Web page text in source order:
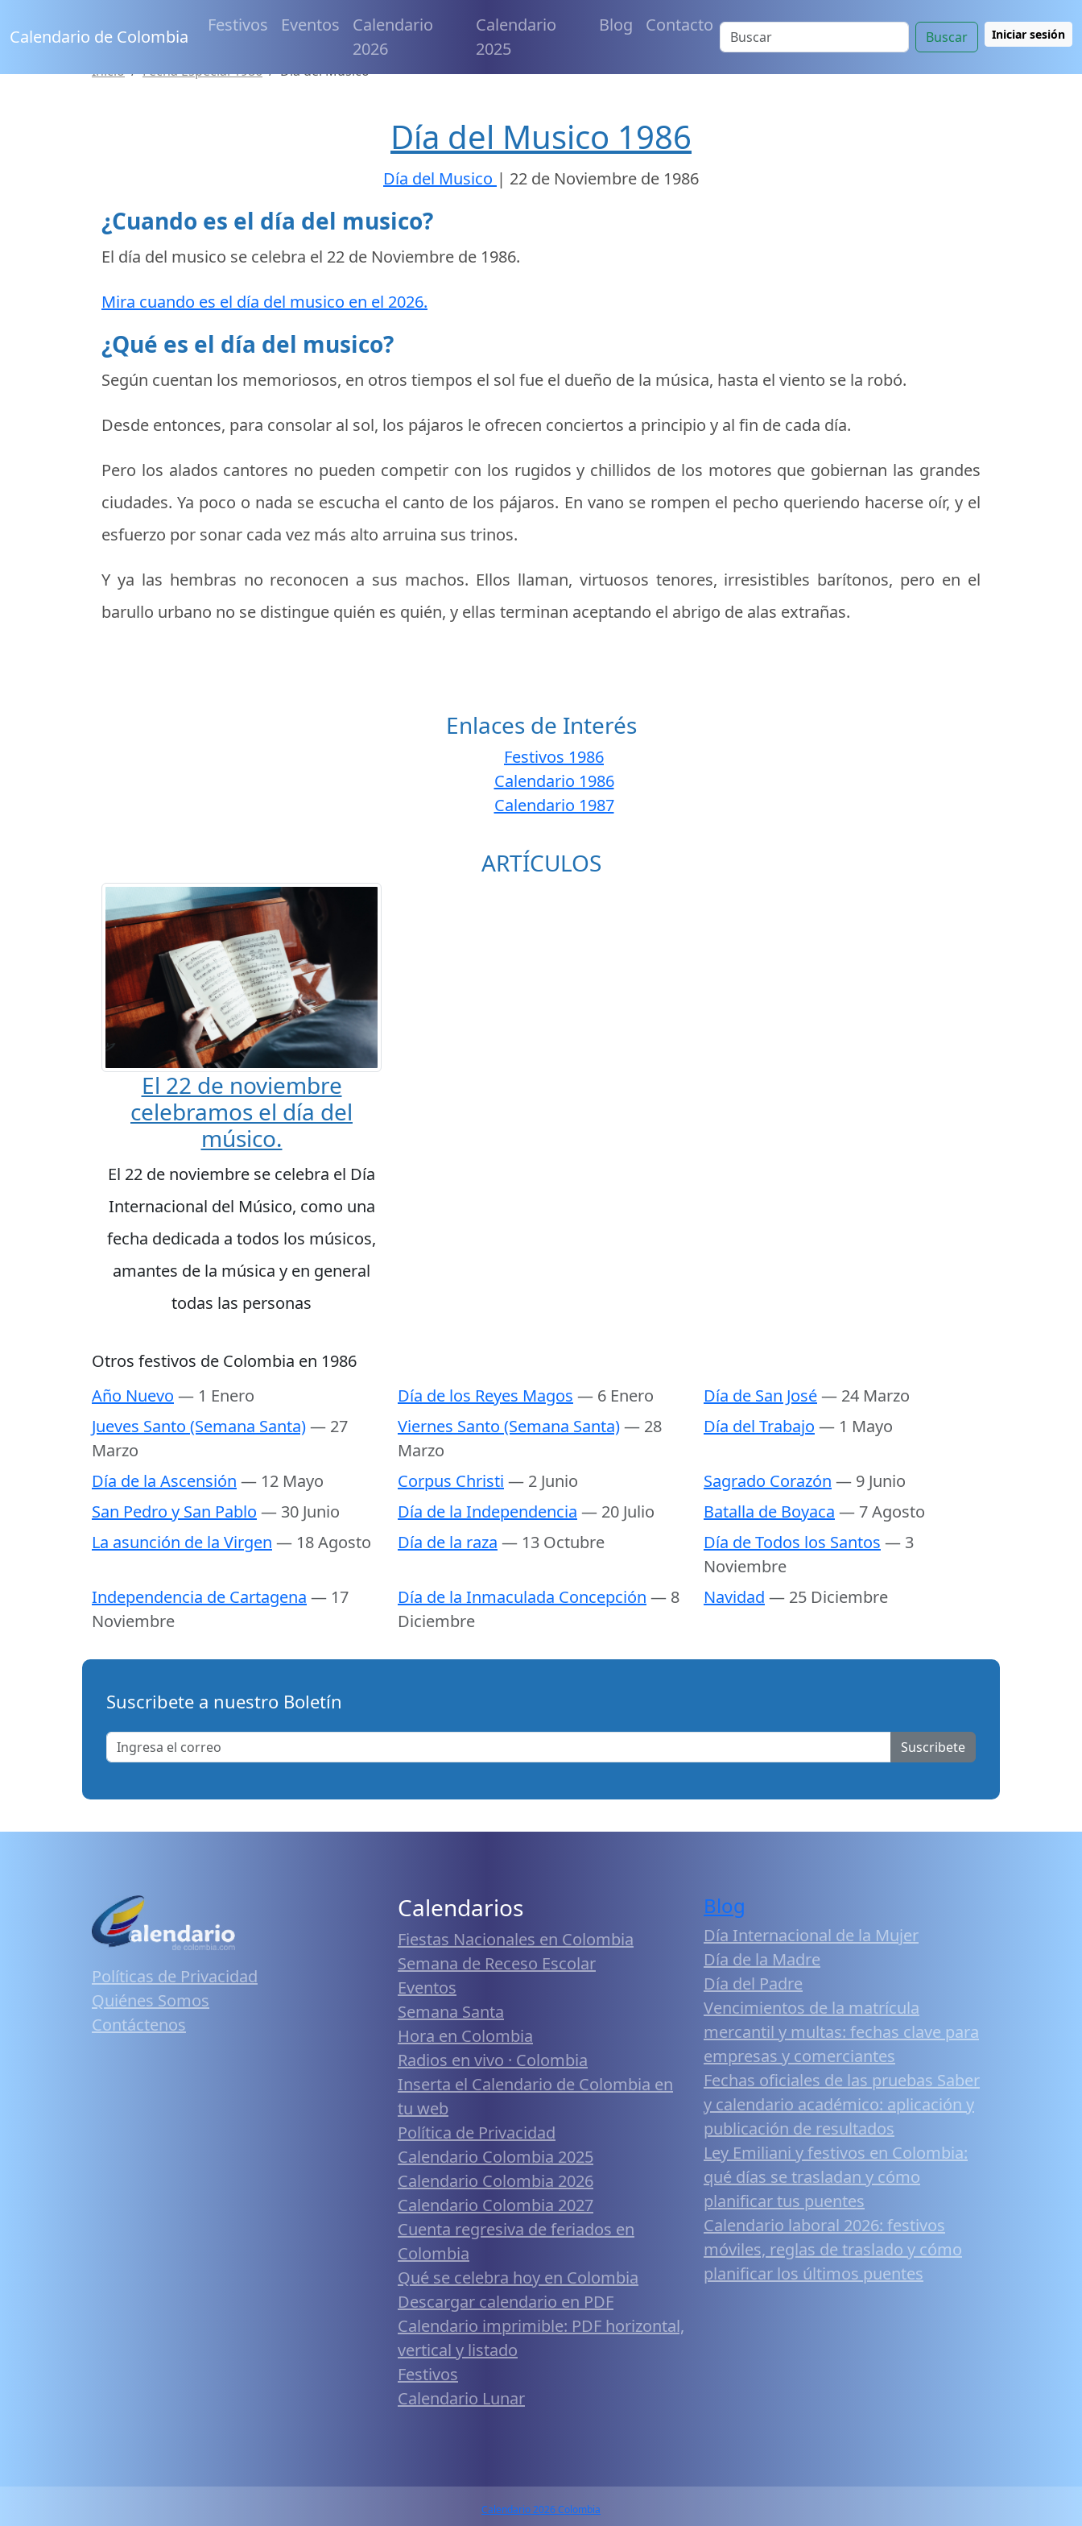
Calendario de Colombia
Festivos Eventos
Calendario
2026
Calendario
2025
Blog Contacto
Buscar Iniciar sesión
Inicio Fecha Especial 1986 Día del Musico
Día del Musico 1986
Día del Musico | 22 de Noviembre de 1986
¿Cuando es el día del musico?
El día del musico se celebra el 22 de Noviembre de 1986.
Mira cuando es el día del musico en el 2026.
¿Qué es el día del musico?
Según cuentan los memoriosos, en otros tiempos el sol fue el dueño de la música, hasta el viento se la robó.
Desde entonces, para consolar al sol, los pájaros le ofrecen conciertos a principio y al fin de cada día.
Pero los alados cantores no pueden competir con los rugidos y chillidos de los motores que gobiernan las grandes
ciudades. Ya poco o nada se escucha el canto de los pájaros. En vano se rompen el pecho queriendo hacerse oír, y el
esfuerzo por sonar cada vez más alto arruina sus trinos.
Y ya las hembras no reconocen a sus machos. Ellos llaman, virtuosos tenores, irresistibles barítonos, pero en el
barullo urbano no se distingue quién es quién, y ellas terminan aceptando el abrigo de alas extrañas.
Enlaces de Interés
Festivos 1986
Calendario 1986
Calendario 1987
ARTÍCULOS
El 22 de noviembre
celebramos el día del
músico.
El 22 de noviembre se celebra el Día
Internacional del Músico, como una
fecha dedicada a todos los músicos,
amantes de la música y en general
todas las personas
Otros festivos de Colombia en 1986
Año Nuevo — 1 Enero Día de los Reyes Magos — 6 Enero Día de San José— 24 Marzo
Jueves Santo (Semana Santa)— 27
Marzo
Viernes Santo (Semana Santa)— 28
Marzo
Día del Trabajo — 1 Mayo
Día de la Ascensión — 12 Mayo Corpus Christi — 2 Junio Sagrado Corazón — 9 Junio
San Pedro y San Pablo — 30 Junio Día de la Independencia — 20 Julio Batalla de Boyaca — 7 Agosto
La asunción de la Virgen — 18 Agosto Día de la raza — 13 Octubre Día de Todos los Santos — 3
Noviembre
Independencia de Cartagena — 17
Noviembre
Día de la Inmaculada Concepción — 8
Diciembre
Navidad — 25 Diciembre
Suscribete a nuestro Boletín
Suscribete
Políticas de Privacidad
Quiénes Somos
Contáctenos
Calendarios
Fiestas Nacionales en Colombia
Semana de Receso Escolar
Eventos
Semana Santa
Hora en Colombia
Radios en vivo · Colombia
Inserta el Calendario de Colombia en
tu web
Política de Privacidad
Calendario Colombia 2025
Calendario Colombia 2026
Calendario Colombia 2027
Cuenta regresiva de feriados en
Colombia
Qué se celebra hoy en Colombia
Descargar calendario en PDF
Calendario imprimible: PDF horizontal,
vertical y listado
Festivos
Calendario Lunar
Blog
Día Internacional de la Mujer
Día de la Madre
Día del Padre
Vencimientos de la matrícula
mercantil y multas: fechas clave para
empresas y comerciantes
Fechas oficiales de las pruebas Saber
y calendario académico: aplicación y
publicación de resultados
Ley Emiliani y festivos en Colombia:
qué días se trasladan y cómo
planificar tus puentes
Calendario laboral 2026: festivos
móviles, reglas de traslado y cómo
planificar los últimos puentes
Calendario 2026 Colombia